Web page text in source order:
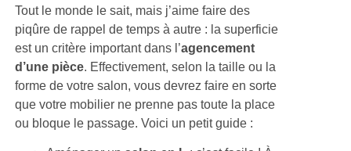
Tout le monde le sait, mais j’aime faire des
piqûre de rappel de temps à autre : la superficie
est un critère important dans l’agencement
d’une pièce . Effectivement, selon la taille ou la
forme de votre salon, vous devrez faire en sorte
que votre mobilier ne prenne pas toute la place
ou bloque le passage. Voici un petit guide :